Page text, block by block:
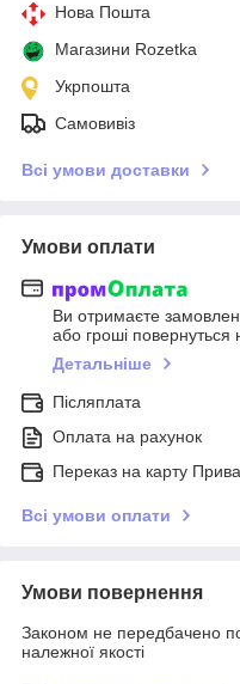
Нова Пошта
Магазини Rozetka
Укрпошта
Самовивіз
Всі умови доставки
Умови оплати
Ви отримаєте
або гроші повернуться
Детальніше
Післяплата
Оплата на рахунок
Переказ на карту
Всі умови оплати
Умови повернення
Законом не передбачено
належної якості